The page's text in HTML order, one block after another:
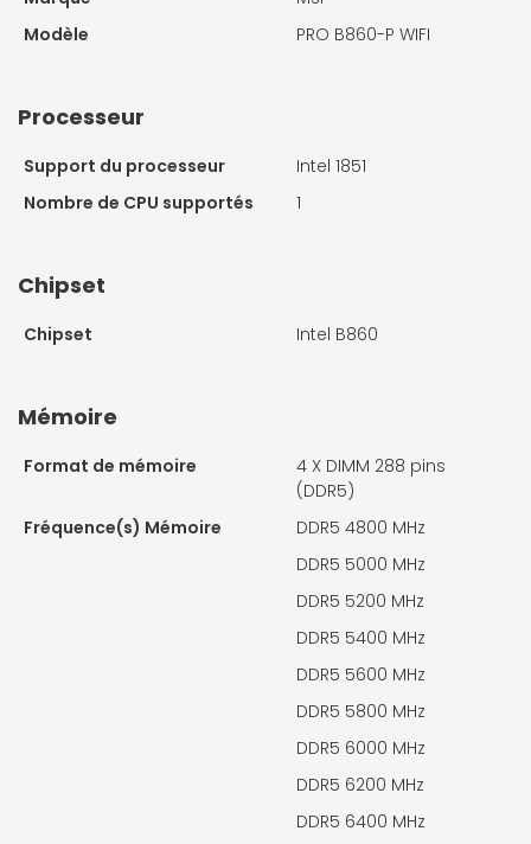
Modèle
PRO B860-P WIFI
Processeur
Support du processeur
Intel 1851
Nombre de CPU supportés
1
Chipset
Chipset Intel B860
Mémoire
Format de mémoire 4 X DIMM 288 pins
(DDR5)
Fréquence(s) Mémoire
DDR5 4800 MHz
DDR5 5000 MHz
DDR5 5200 MHz
DDR5 5400 MHz
DDR5 5600 MHz
DDR5 5800 MHz
DDR5 6000 MHz
DDR5 6200 MHz
DDR5 6400 MHz